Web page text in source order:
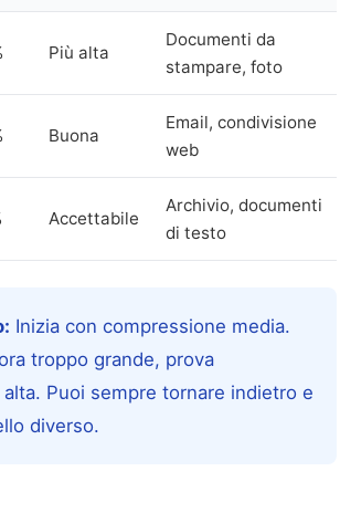
Più alta
Documenti da
stampare, foto
Buona
Email, condivisione
web
Accettabile
Archivio, documenti
di testo
Inizia con compressione media.
troppo grande, prova
Puoi sempre tornare indietro e
diverso.